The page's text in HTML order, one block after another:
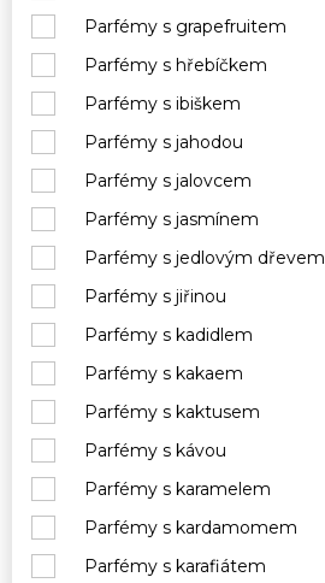
Parfémy s grapefruitem
Parfémy s hřebíčkem
Parfémy s ibiškem
Parfémy s jahodou
Parfémy s jalovcem
Parfémy s jasmínem
Parfémy s jedlovým dřevem
Parfémy s jiřinou
Parfémy s kadidlem
Parfémy s kakaem
Parfémy s kaktusem
Parfémy s kávou
Parfémy s karamelem
Parfémy s kardamomem
Parfémy s karafiátem